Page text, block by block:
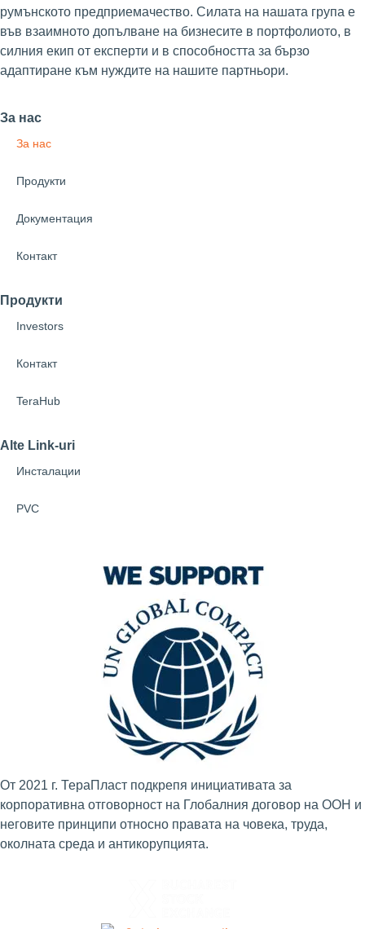
румънското предприемачество. Силата на нашата група е
във взаимното допълване на бизнесите в портфолиото, в
силния екип от експерти и в способността за бързо
адаптиране към нуждите на нашите партньори.
За нас
За нас
Продукти
Документация
Контакт
Продукти
Investors
Контакт
TeraHub
Alte Link-uri
Инсталации
PVC
От 2021 г. ТераПласт подкрепя инициативата за
корпоративна отговорност на Глобалния договор на ООН и
неговите принципи относно правата на човека, труда,
околната среда и антикорупцията.